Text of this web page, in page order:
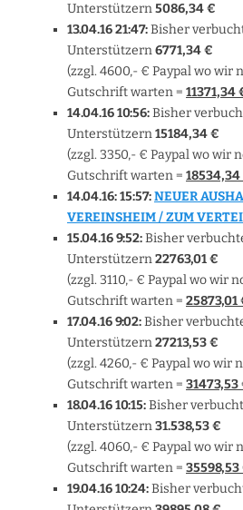
Unterstützern5086,34 €
13.04.16 21:47:Bisher
Unterstützern6771,34 €
(zzgl. 4600,- € Paypal wo wir
Gutschrift warten = 11371,34
14.04.16 10:56:Bisher
Unterstützern15184,34 €
(zzgl. 3350,- € Paypal wo wir
Gutschrift warten = 18534,34
14.04.16: 15:57:NEUER
VEREINSHEIM / ZUM
15.04.16 9:52:Bisher
Unterstützern22763,01 €
(zzgl. 3110,- € Paypal wo wir
Gutschrift warten = 25873,01
17.04.16 9:02:Bisher
Unterstützern27213,53 €
(zzgl. 4260,- € Paypal wo wir
Gutschrift warten = 31473,53
18.04.16 10:15:Bisher
Unterstützern31.538,53 €
(zzgl. 4060,- € Paypal wo wir
Gutschrift warten = 35598,53
19.04.16 10:24:Bisher